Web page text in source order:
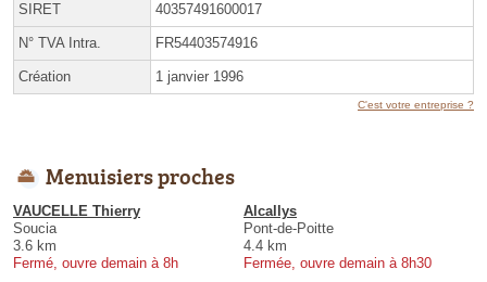
SIRET 40357491600017
N° TVA Intra. FR54403574916
Création 1 janvier 1996
C'est votre entreprise ?
Menuisiers proches
VAUCELLE Thierry
Soucia
3.6 km
Fermé, ouvre demain à 8h
Alcallys
Pont-de-Poitte
4.4 km
Fermée, ouvre demain à 8h30